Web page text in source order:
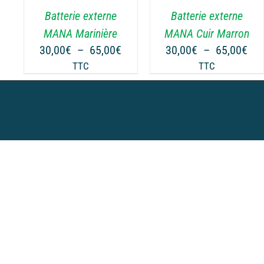
Batterie externe
MANA Marinière
30,00€ – 65,00€
prix :
TTC
LES
OPTIONS
PEUVENT
ÊTRE
CHOISIES
PRODUIT
Batterie externe
MANA Cuir Marron
30,00€ – 65,00€
TTC